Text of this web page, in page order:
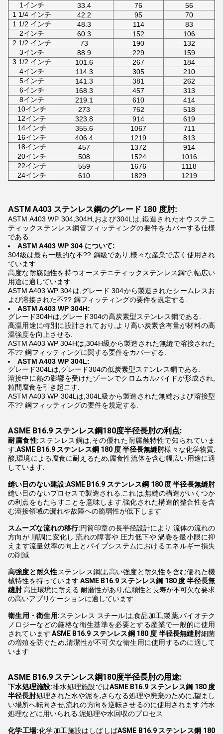
1インチ
33.4 76
56
1 1/4 インチ
42.2 95
70
1 1/2 インチ
48.3 114
83
2インチ
60.3 152
106
2 1/2 インチ
73 190
132
3インチ
88.9 229
159
3 1/2 インチ
101.6 267
184
4インチ
114.3 305
210
5インチ
141.3 381
262
6インチ
168.3 457
313
8インチ
219.1 610
414
10インチ
273 762
518
12インチ
323.8 914
619
14インチ
355.6 1067
711
16インチ
406.4 1219
813
18インチ
457 1372
914
20インチ
508 1524
1016
22インチ
559 1676
1118
24インチ
610 1829 1219
ASTM A403 ステンレス鋼のグレード 180 度肘:
ASTM A403 WP 304,304H,および304Lは,鍛造されたオウステニ
ティックステンレス鋼管フィッティングの要件をカバーする仕様
である.
ASTM A403 WP 304 について:
304級は最も一般的な不?? 鋼級であり,様々な産業で広く使用され
ています.
高度な耐腐蝕性を持つオーステニティックステンレス鋼で,幅広い
用途に適しています.
ASTM A403 WP 304は,グレード 304から製造されたシームレスお
よび溶接された不?? 鋼フィッティングの要件を規定する.
ASTM A403 WP 304H:
グレード304Hは,グレード304の高炭素型ステンレス鋼である.
高温用途に特別に設計されており,より高い炭素含有量が材料の高
温強度を向上させる.
ASTM A403 WP 304Hは,304H級から製造された無縫で溶接された
不?? 鋼フィッティングに関する要件をカバーする.
ASTM A403 WP 304L:
グレード304Lは,グレード304の低炭素型ステンレス鋼である.
溶接中に熱の影響を受けたゾーンでクロムカルバイドが形成され,
粒間腐食を引き起こす.
ASTM A403 WP 304Lは,304L級から製造された無縫および溶接型
不?? 鋼フィッティングの要件を規定する.
ASME B16.9 ステンレス鋼180度半径長肘の利点:
耐腐食性:ステンレス鋼は,その優れた耐腐蝕特性で知られていま
す.ASME B16.9 ステンレス鋼 180 度 半径長無縫肘様々な化学物質,
酸,環境による腐食に耐えるため,腐食性流体を含む幅広い用途に適
しています.
縫い目のない建設:ASME B16.9 ステンレス鋼 180 度 半径長無縫肘
縫い目のないプロセスで製造される.これは,無縫の構造がいくつか
の利点をもたらすことを意味します.強化された構造的整合性を含
む溶接領域の漏れや故障への脆弱性が低下します.
スムーズな流れの移行:円筒印章の長半径設計により 流体の流れの
方向が 順調に変化し 流れの障害や 圧力低下や 渦巻を最小限に抑
えます流量効率の向上とパイプシステムにおけるエネルギー損失
の削減.
高強度と耐久性ステンレス鋼は,高い強度と耐久性を含む優れた機
械特性を持っています.ASME B16.9 ステンレス鋼 180 度 半径長無
縫肘高圧環境に耐える 耐磨性があり,信頼性と長寿が不可欠な要求
の高いアプリケーションに適しています.
衛生用・衛生用:ステンレス スチールは,食品加工,製薬,バイオテク
ノロジーなどの厳格な衛生基準を必要とする産業で一般的に使用
されています.ASME B16.9 ステンレス鋼 180 度 半径長無縫肘細菌
の増殖を防ぐため,清潔性が不可欠な衛生用に使用するのに適して
います
ASME B16.9 ステンレス鋼180度半径長肘の用途:
下水処理施設:排水処理施設ではASME B16.9 ステンレス鋼 180 度
半径長肘処理された水や泥を,さらなる処理や廃棄のために,望まし
い場所へ転向させ,流れの方向を逆転させるのに使用されます.汚水
処理などに用いられる.泥処理や水回収のプロセス
化学工場:化学加工施設はしばしばASME B16.9 ステンレス鋼 180